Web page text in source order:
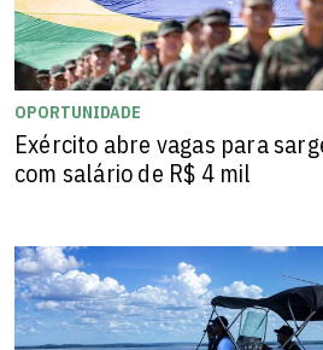
OPORTUNIDADE
Exército abre vagas para
com salário de R$ 4 mil